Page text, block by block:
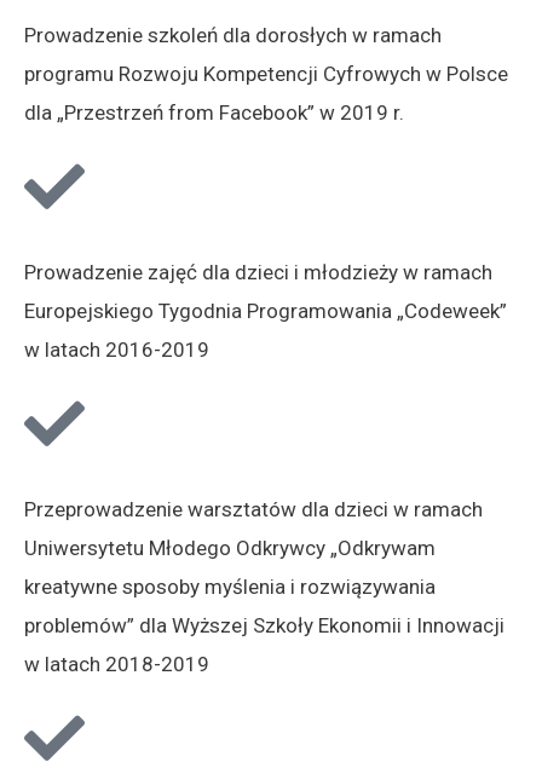
Prowadzenie szkoleń dla dorosłych w ramach
programu Rozwoju Kompetencji Cyfrowych w Polsce
dla „Przestrzeń from Facebook” w 2019 r.
Prowadzenie zajęć dla dzieci i młodzieży w ramach
Europejskiego Tygodnia Programowania „Codeweek”
w latach 2016-2019
Przeprowadzenie warsztatów dla dzieci w ramach
Uniwersytetu Młodego Odkrywcy „Odkrywam
kreatywne sposoby myślenia i rozwiązywania
problemów” dla Wyższej Szkoły Ekonomii i Innowacji
w latach 2018-2019